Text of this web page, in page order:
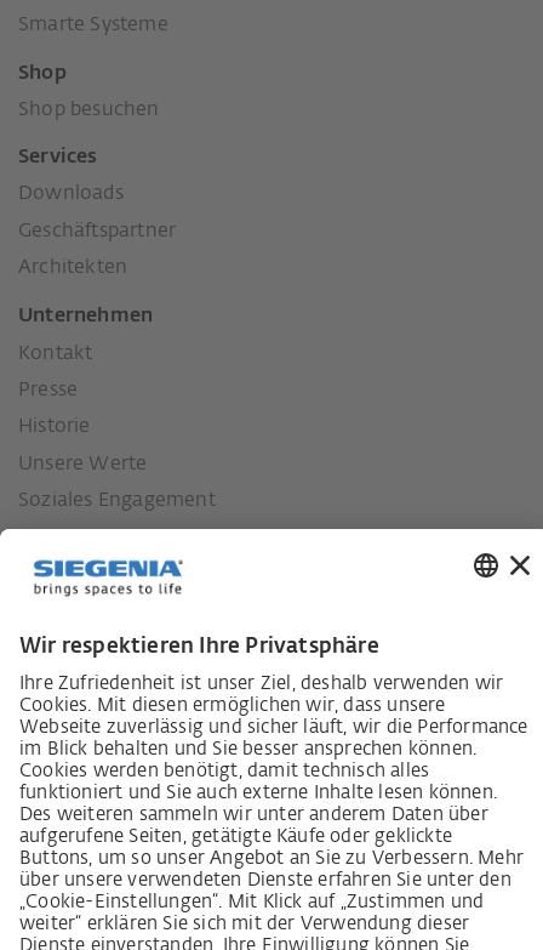
Smarte Systeme
Shop
Shop besuchen
Services
Downloads
Geschäftspartner
Architekten
Unternehmen
Kontakt
Presse
Historie
Unsere Werte
Soziales Engagement
Lieferkettensorgfaltspflichtengesetz
Lieferantenkodex
LkSG-Merkblatt für Lieferanten
Grundsatzerklärung Menschenrechtsstrategie
Beschwerdeverfahren